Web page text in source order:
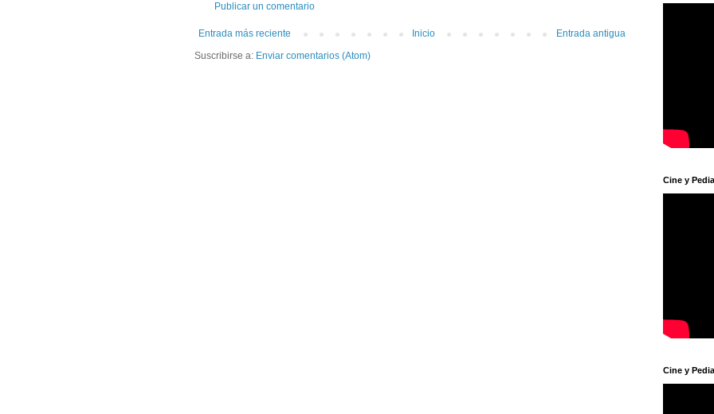
Publicar un comentario
Entrada más reciente Entrada antigua
Inicio
Suscribirse a: Enviar comentarios (Atom)
Cine y
Cine y